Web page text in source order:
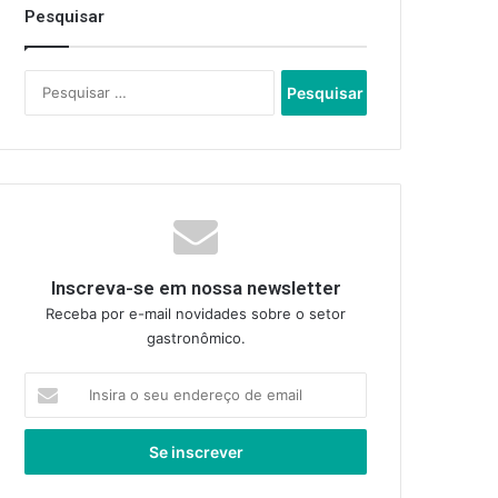
Pesquisar
por:
Inscreva-se em nossa newsletter
Receba por e-mail novidades sobre o setor
gastronômico.
seu
de